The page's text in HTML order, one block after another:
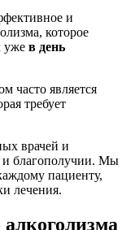
и
которое
уже в день
часто является
требует
врачей и
и благополучии. Мы
пациенту,
лечения.